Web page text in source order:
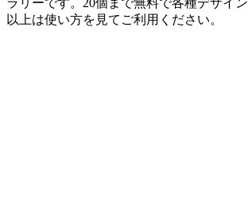
以上は使い方を見てご利用ください。